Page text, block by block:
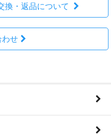
換・返品について
わせ